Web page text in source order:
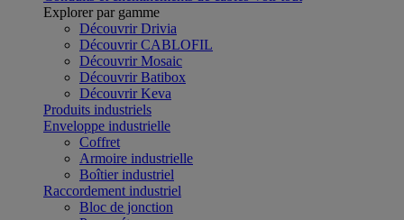
Explorer par gamme
Découvrir Drivia
Découvrir CABLOFIL
Découvrir Mosaic
Découvrir Batibox
Découvrir Keva
Produits industriels
Enveloppe industrielle
Coffret
Armoire industrielle
Boîtier industriel
Raccordement industriel
Bloc de jonction